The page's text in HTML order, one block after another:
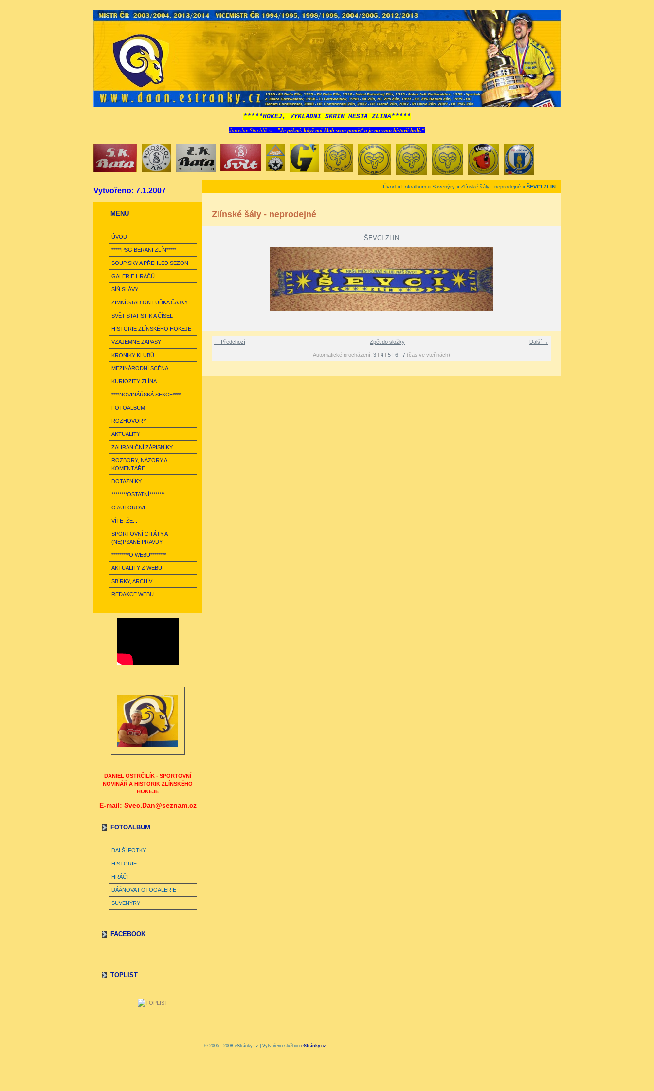
*****HOKEJ, VÝKLADNÍ SKŘÍŇ MĚSTA ZLÍNA*****
Jaroslav Stuchlík st.: "Je pěkné, když má klub svou paměť a je na svou historii hrdý.“
Vytvořeno: 7.1.2007
MENU
ÚVOD
*****PSG BERANI ZLÍN*****
SOUPISKY A PŘEHLED SEZON
GALERIE HRÁČŮ
SÍŇ SLÁVY
ZIMNÍ STADION LUĎKA ČAJKY
SVĚT STATISTIK A ČÍSEL
HISTORIE ZLÍNSKÉHO HOKEJE
VZÁJEMNÉ ZÁPASY
KRONIKY KLUBŮ
MEZINÁRODNÍ SCÉNA
KURIOZITY ZLÍNA
****NOVINÁŘSKÁ SEKCE****
FOTOALBUM
ROZHOVORY
AKTUALITY
ZAHRANIČNÍ ZÁPISNÍKY
ROZBORY, NÁZORY A
KOMENTÁŘE
DOTAZNÍKY
********OSTATNÍ********
O AUTOROVI
VÍTE, ŽE...
SPORTOVNÍ CITÁTY A
(NE)PSANÉ PRAVDY
*********O WEBU********
AKTUALITY Z WEBU
SBÍRKY, ARCHÍV...
REDAKCE WEBU
DANIEL OSTRČILÍK - SPORTOVNÍ
NOVINÁŘ A HISTORIK ZLÍNSKÉHO
HOKEJE
E-mail: Svec.Dan@seznam.cz
FOTOALBUM
DALŠÍ FOTKY
HISTORIE
HRÁČI
DÁÁNOVA FOTOGALERIE
SUVENÝRY
FACEBOOK
TOPLIST
Úvod » Fotoalbum » Suvenýry » Zlínské šály - neprodejné » ŠEVCI ZLIN
Zlínské šály - neprodejné
ŠEVCI ZLIN
← Předchozí Další →
Zpět do složky
Automatické procházení: 3| 4| 5| 6| 7(čas ve vteřinách)
© 2005 - 2008 eStránky.cz | Vytvořeno službou eStránky.cz